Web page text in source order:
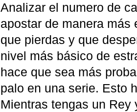
Analizar el numero de
apostar de manera más
que pierdas y que
nivel más básico de
hace que sea más
palo en una serie. Esto
Mientras tengas un